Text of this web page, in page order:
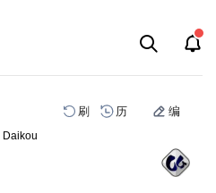
刷 历 编
Daikou